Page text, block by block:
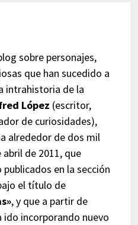
sobre personajes,
que han sucedido a
intrahistoria de la
López (escritor,
de curiosidades),
alrededor de dos mil
de 2011, que
en la sección
el título de
, y que a partir de
ido incorporando nuevo